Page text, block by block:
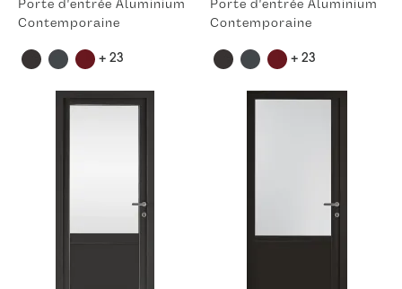
Porte d'entrée Aluminium
Contemporaine
+ 23
Porte d'entrée Aluminium
Contemporaine
+ 23